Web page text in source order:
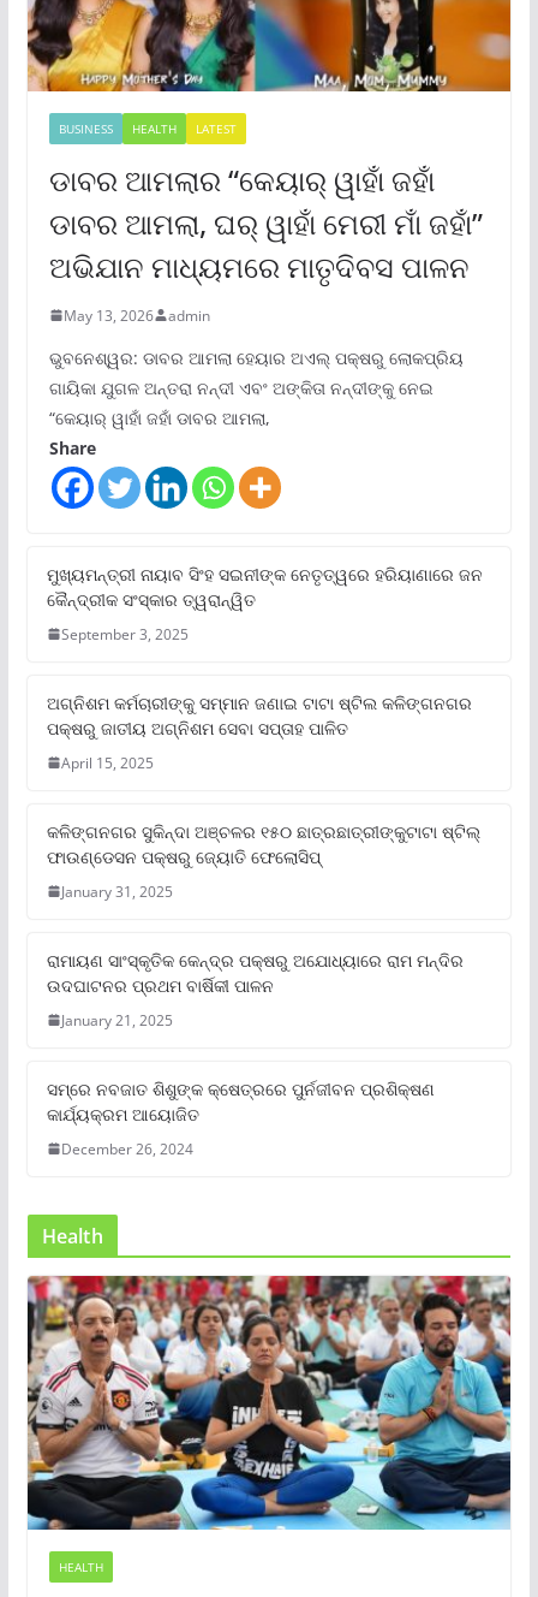
BUSINESS HEALTH LATEST
ଡାବର ଆମଲାର “କେୟାର୍ ୱାହାଁ ଜହାଁ
ଡାବର ଆମଲା, ଘର୍ ୱାହାଁ ମେରୀ ମାଁ ଜହାଁ”
ଅଭିଯାନ ମାଧ୍ୟମରେ ମାତୃଦିବସ ପାଳନ
May 13, 2026 admin
ଭୁବନେଶ୍ୱର: ଡାବର ଆମଲା ହେୟାର ଅଏଲ୍ ପକ୍ଷରୁ ଲୋକପ୍ରିୟ
ଗାୟିକା ଯୁଗଳ ଅନ୍ତରା ନନ୍ଦୀ ଏବଂ ଅଙ୍କିତା ନନ୍ଦୀଙ୍କୁ ନେଇ
“କେୟାର୍ ୱାହାଁ ଜହାଁ ଡାବର ଆମଲା,
Share
ମୁଖ୍ୟମନ୍ତ୍ରୀ ନାୟାବ ସିଂହ ସଇନୀଙ୍କ ନେତୃତ୍ୱରେ ହରିୟାଣାରେ ଜନ
କୈନ୍ଦ୍ରୀକ ସଂସ୍କାର ତ୍ୱରାନ୍ୱିତ
September 3, 2025
ଅଗ୍ନିଶମ କର୍ମଚାରୀଙ୍କୁ ସମ୍ମାନ ଜଣାଇ ଟାଟା ଷ୍ଟିଲ କଳିଙ୍ଗନଗର
ପକ୍ଷରୁ ଜାତୀୟ ଅଗ୍ନିଶମ ସେବା ସପ୍ତାହ ପାଳିତ
April 15, 2025
କଳିଙ୍ଗନଗର ସୁକିନ୍ଦା ଅଞ୍ଚଳର ୧୫୦ ଛାତ୍ରଛାତ୍ରୀଙ୍କୁଟାଟା ଷ୍ଟିଲ୍
ଫାଉଣ୍ଡେସନ ପକ୍ଷରୁ ଜ୍ୟୋତି ଫେଲୋସିପ୍‌
January 31, 2025
ରାମାୟଣ ସାଂସ୍କୃତିକ କେନ୍ଦ୍ର ପକ୍ଷରୁ ଅଯୋଧ୍ୟାରେ ରାମ ମନ୍ଦିର
ଉଦଘାଟନର ପ୍ରଥମ ବାର୍ଷିକୀ ପାଳନ
January 21, 2025
ସମ୍‌ରେ ନବଜାତ ଶିଶୁଙ୍କ କ୍ଷେତ୍ରରେ ପୁର୍ନଜୀବନ ପ୍ରଶିକ୍ଷଣ
କାର୍ଯ୍ୟକ୍ରମ ଆୟୋଜିତ
December 26, 2024
Health
HEALTH